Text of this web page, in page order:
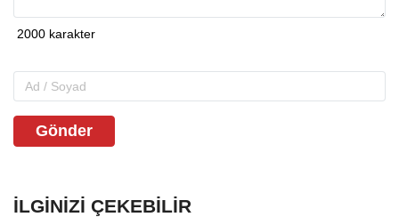
Gönder
İLGINIZI ÇEKEBILIR